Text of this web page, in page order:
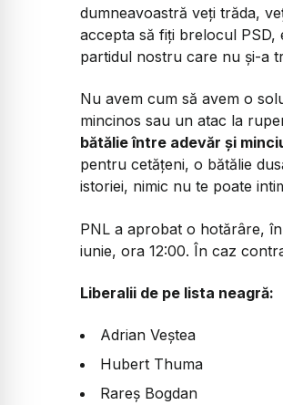
dumneavoastră veți trăda,
accepta să fiți brelocul
partidul nostru care nu și-a
Nu avem cum să avem o
mincinos sau un atac la
bătălie între adevăr și
pentru cetățeni, o bătălie
istoriei, nimic nu te poate
PNL a aprobat o hotărâre,
iunie, ora 12:00. În caz
Liberalii de pe lista neagră:
Adrian Veștea
Hubert Thuma
Rareș Bogdan